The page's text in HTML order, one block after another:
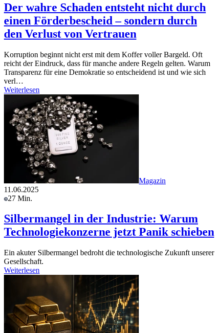
Der wahre Schaden entsteht nicht durch
einen Förderbescheid – sondern durch
den Verlust von Vertrauen
Korruption beginnt nicht erst mit dem Koffer voller Bargeld. Oft
reicht der Eindruck, dass für manche andere Regeln gelten. Warum
Transparenz für eine Demokratie so entscheidend ist und wie sich
verl…
Weiterlesen
Magazin
11.06.2025
27 Min.
Silbermangel in der Industrie: Warum
Technologiekonzerne jetzt Panik schieben
Ein akuter Silbermangel bedroht die technologische Zukunft unserer
Gesellschaft.
Weiterlesen